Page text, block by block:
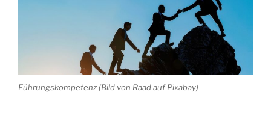
Führungskompetenz (Bild von Raad auf Pixabay)